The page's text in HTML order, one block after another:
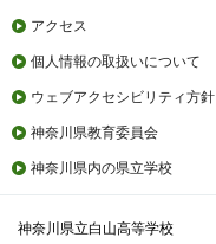
アクセス
個人情報の取扱いについて
ウェブアクセシビリティ方針
神奈川県教育委員会
神奈川県内の県立学校
神奈川県立白山高等学校